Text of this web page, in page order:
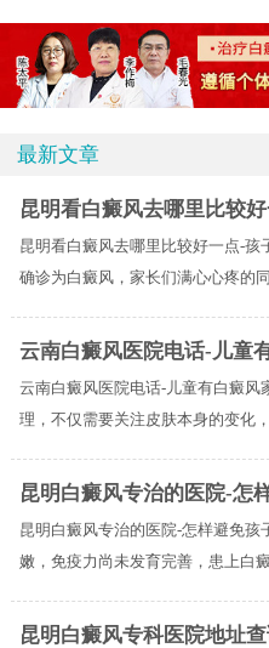
最新文章
昆明看白癜风去哪里比较
昆明看白癜风去哪里比较好一点-
确诊为白癜风，家长们满心心疼的
云南白癜风医院电话-儿童
云南白癜风医院电话-儿童有白癜
理，不仅需要关注皮肤本身的变化
昆明白癜风专治的医院-怎
昆明白癜风专治的医院-怎样避免
嫩，免疫力尚未发育完善，患上白
昆明白癜风专科医院地址